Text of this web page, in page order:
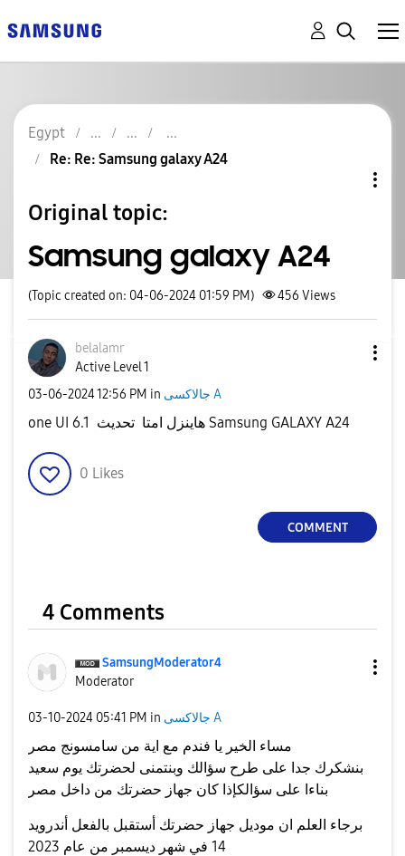
Egypt
Re: Re: Samsung galaxy A24
Original topic:
Samsung galaxy A24
(Topic created on: 04-06-2024 01:59 PM) 456 Views
belalamr
Active Level 1
‎03-06-202412:56 PM in جالاكسى A
one UI 6.1 هاينزل امتا تحديث Samsung GALAXY A24
0 Likes
COMMENT
4 Comments
SamsungModerator4
Moderator
‎03-10-2024 05:41 PM in جالاكسى A
مساء الخير يا فندم مع اية من سامسونج مصر
بنشكرك جدا على طرح سؤالك وبنتمنى لحضرتك يوم سعيد
بناءا على سؤالكإذا كان جهاز حضرتك من داخل مصر
برجاء العلم ان موديل جهاز حضرتك أستقبل بالفعل أندرويد
14 في شهر ديسمبر من عام 2023